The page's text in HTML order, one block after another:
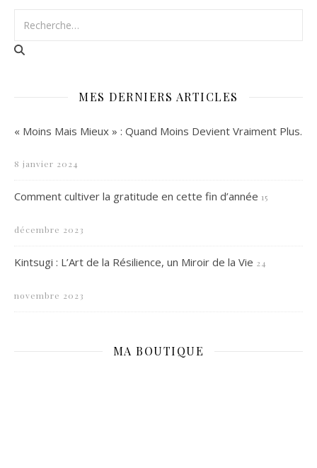
MES DERNIERS ARTICLES
« Moins Mais Mieux » : Quand Moins Devient Vraiment Plus.
8 janvier 2024
Comment cultiver la gratitude en cette fin d’année 15
décembre 2023
Kintsugi : L’Art de la Résilience, un Miroir de la Vie 24
novembre 2023
MA BOUTIQUE